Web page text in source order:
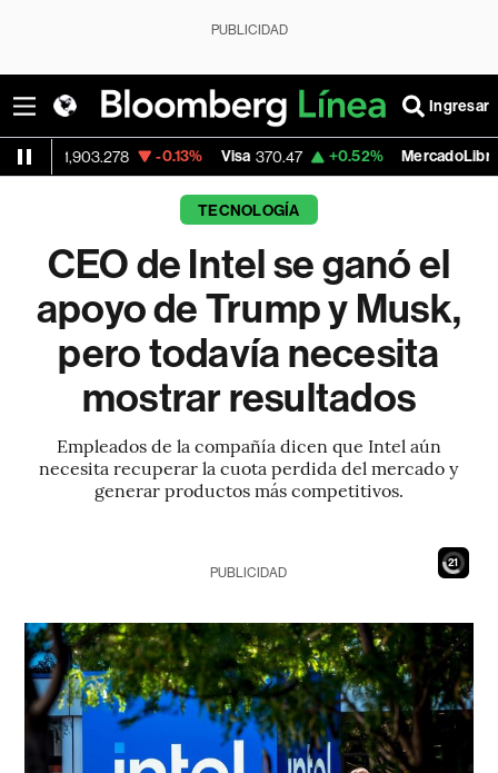
PUBLICIDAD
Ingresar
-0.13% Visa 370.47 +0.52% MercadoLibre 1,824.26 -
TECNOLOGÍA
CEO de Intel se ganó el
apoyo de Trump y Musk,
pero todavía necesita
mostrar resultados
Empleados de la compañía dicen que Intel aún
necesita recuperar la cuota perdida del mercado y
generar productos más competitivos.
19
PUBLICIDAD